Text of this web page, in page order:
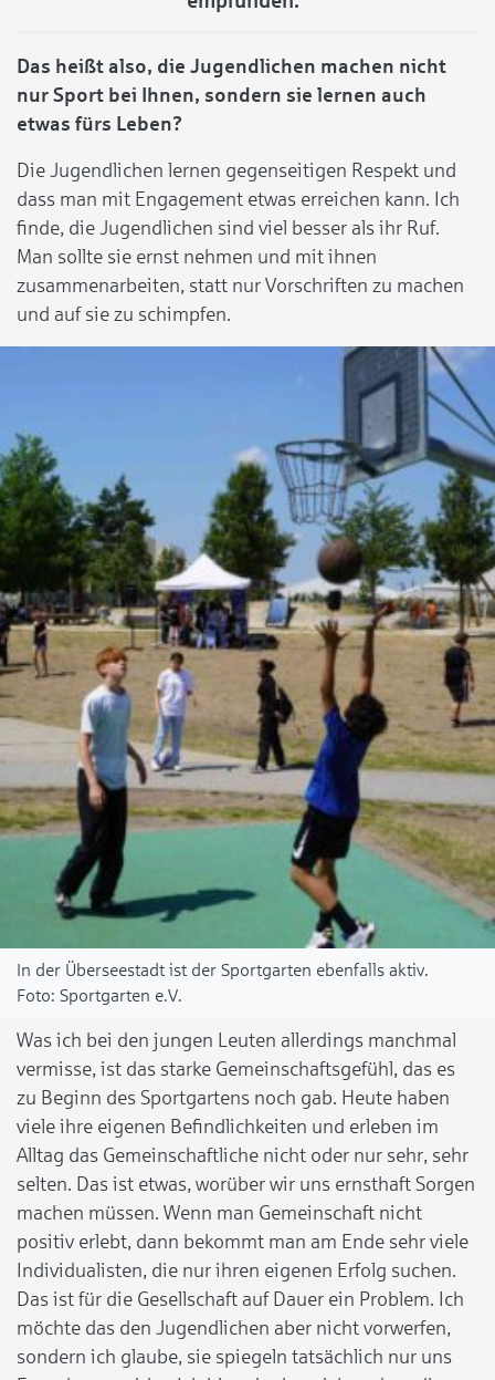
Das heißt also, die Jugendlichen machen nicht
nur Sport bei Ihnen, sondern sie lernen auch
etwas fürs Leben?
Die Jugendlichen lernen gegenseitigen Respekt und
dass man mit Engagement etwas erreichen kann. Ich
finde, die Jugendlichen sind viel besser als ihr Ruf.
Man sollte sie ernst nehmen und mit ihnen
zusammenarbeiten, statt nur Vorschriften zu machen
und auf sie zu schimpfen.
In der Überseestadt ist der Sportgarten ebenfalls aktiv.
Sportgarten e.V.
Was ich bei den jungen Leuten allerdings manchmal
vermisse, ist das starke Gemeinschaftsgefühl, das es
zu Beginn des Sportgartens noch gab. Heute haben
viele ihre eigenen Befindlichkeiten und erleben im
Alltag das Gemeinschaftliche nicht oder nur sehr, sehr
selten. Das ist etwas, worüber wir uns ernsthaft Sorgen
machen müssen. Wenn man Gemeinschaft nicht
positiv erlebt, dann bekommt man am Ende sehr viele
Individualisten, die nur ihren eigenen Erfolg suchen.
Das ist für die Gesellschaft auf Dauer ein Problem. Ich
möchte das den Jugendlichen aber nicht vorwerfen,
sondern ich glaube, sie spiegeln tatsächlich nur uns